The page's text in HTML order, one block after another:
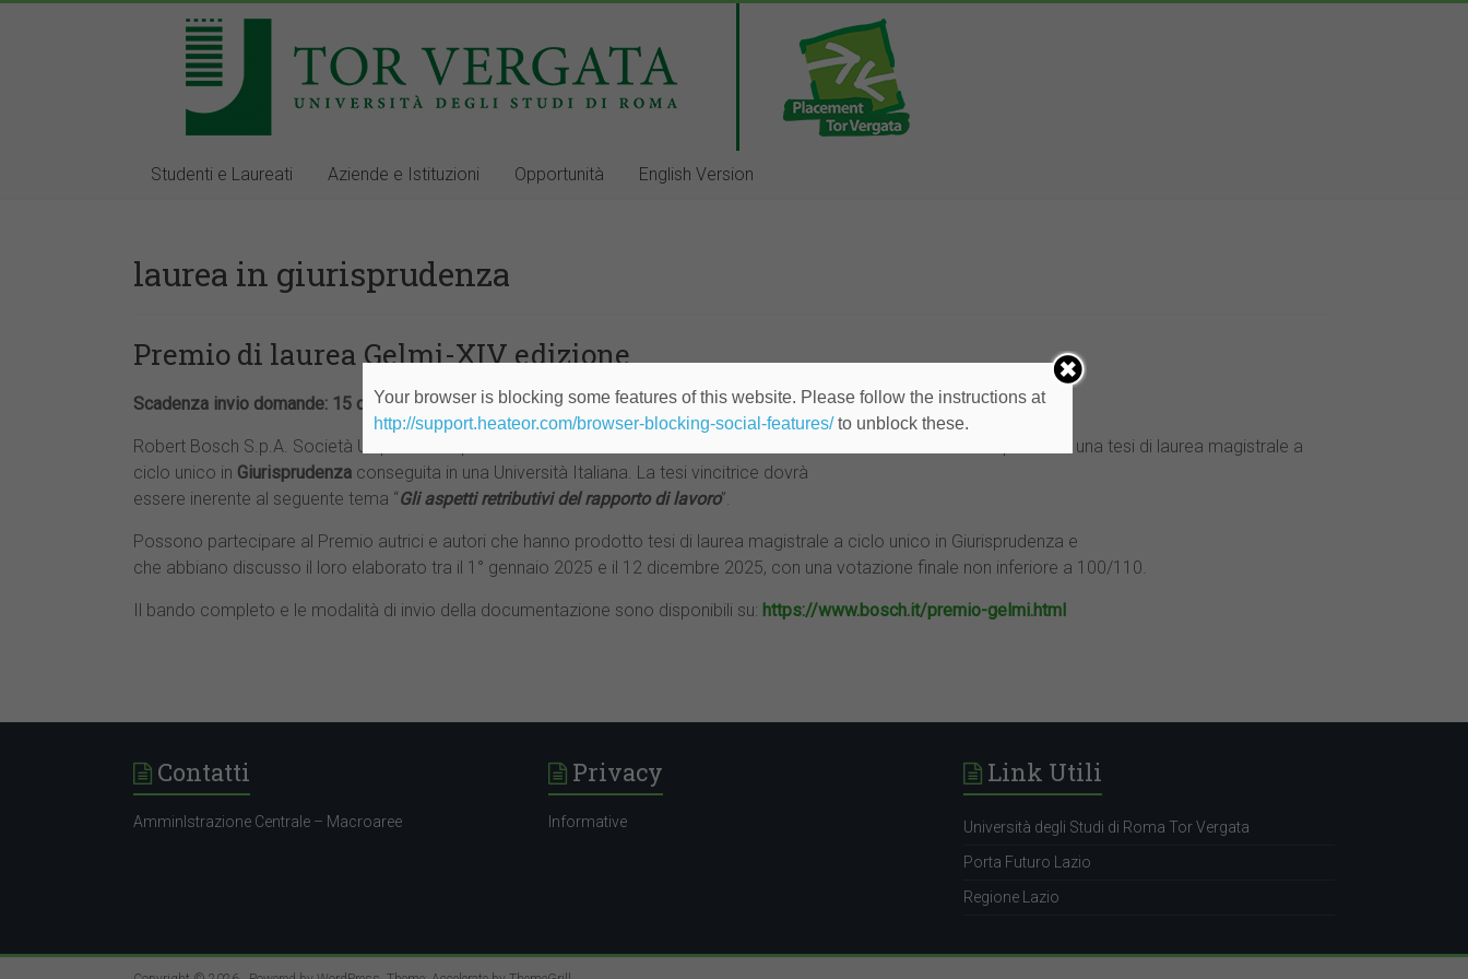
Studenti e Laureati Aziende e Istituzioni Opportunità English Version
laurea in giurisprudenza
Premio di laurea Gelmi-XIV edizione
Scadenza invio domande: 15 dicembre 2025
Robert Bosch S.p.A. Società Unipersonale promuove la XIV edizione del Premio di Laurea “Maurizio Gelmi”. Verrà premiata una tesi di laurea magistrale a
ciclo unico in Giurisprudenza conseguita in una Università Italiana. La tesi vincitrice dovrà
essere inerente al seguente tema “Gli aspetti retributivi del rapporto di lavoro”.
Possono partecipare al Premio autrici e autori che hanno prodotto tesi di laurea magistrale a ciclo unico in Giurisprudenza e
che abbiano discusso il loro elaborato tra il 1° gennaio 2025 e il 12 dicembre 2025, con una votazione finale non inferiore a 100/110.
Il bando completo e le modalità di invio della documentazione sono disponibili su: https://www.bosch.it/premio-gelmi.html
Contatti
AmminIstrazione Centrale – Macroaree
Privacy
Informative
Link Utili
Università degli Studi di Roma Tor Vergata
Porta Futuro Lazio
Regione Lazio
Your browser is blocking some features of this website. Please follow the instructions at
http://support.heateor.com/browser-blocking-social-features/to unblock these.